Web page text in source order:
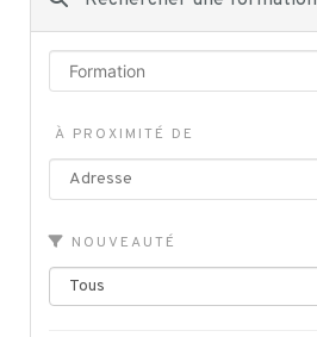
À PROXIMITÉ DE
NOUVEAUTÉ